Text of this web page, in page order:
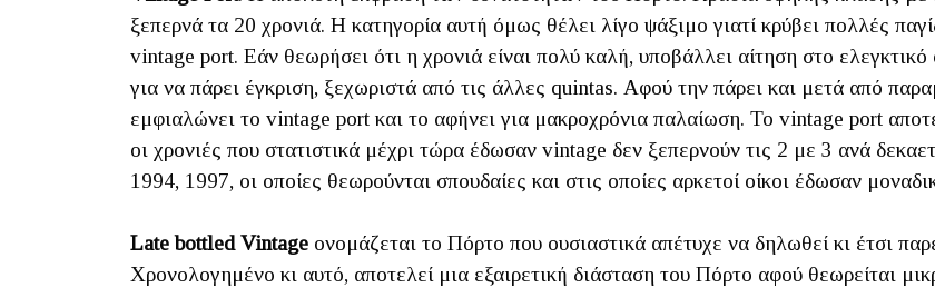
ξεπερνά τα 20 χρονιά. Η κατηγορία αυτή όμως θέλει λίγο ψάξιμο γιατί κρύβει πολλές
vintage port. Εάν θεωρήσει ότι η χρονιά είναι πολύ καλή, υποβάλλει αίτηση στο
για να πάρει έγκριση, ξεχωριστά από τις άλλες quintas. Αφού την πάρει και μετά από
εμφιαλώνει το vintage port και το αφήνει για μακροχρόνια παλαίωση. Το vintage port
οι χρονιές που στατιστικά μέχρι τώρα έδωσαν vintage δεν ξεπερνούν τις 2 με 3 ανά
1994, 1997, οι οποίες θεωρούνται σπουδαίες και στις οποίες αρκετοί οίκοι έδωσαν
Late bottled Vintage ονομάζεται το Πόρτο που ουσιαστικά απέτυχε να δηλωθεί κι έτσι
Χρονολογημένο κι αυτό, αποτελεί μια εξαιρετική διάσταση του Πόρτο αφού θεωρείται